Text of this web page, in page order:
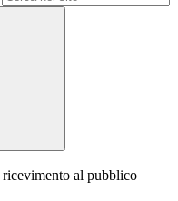
ricevimento al pubblico